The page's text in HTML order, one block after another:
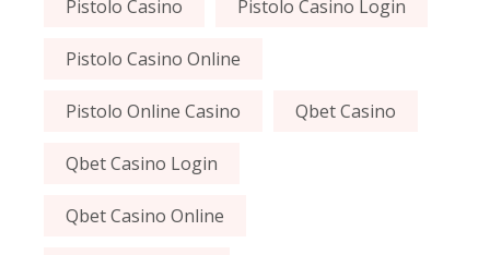
Pistolo Casino Pistolo Casino Login
Pistolo Casino Online
Pistolo Online Casino Qbet Casino
Qbet Casino Login
Qbet Casino Online